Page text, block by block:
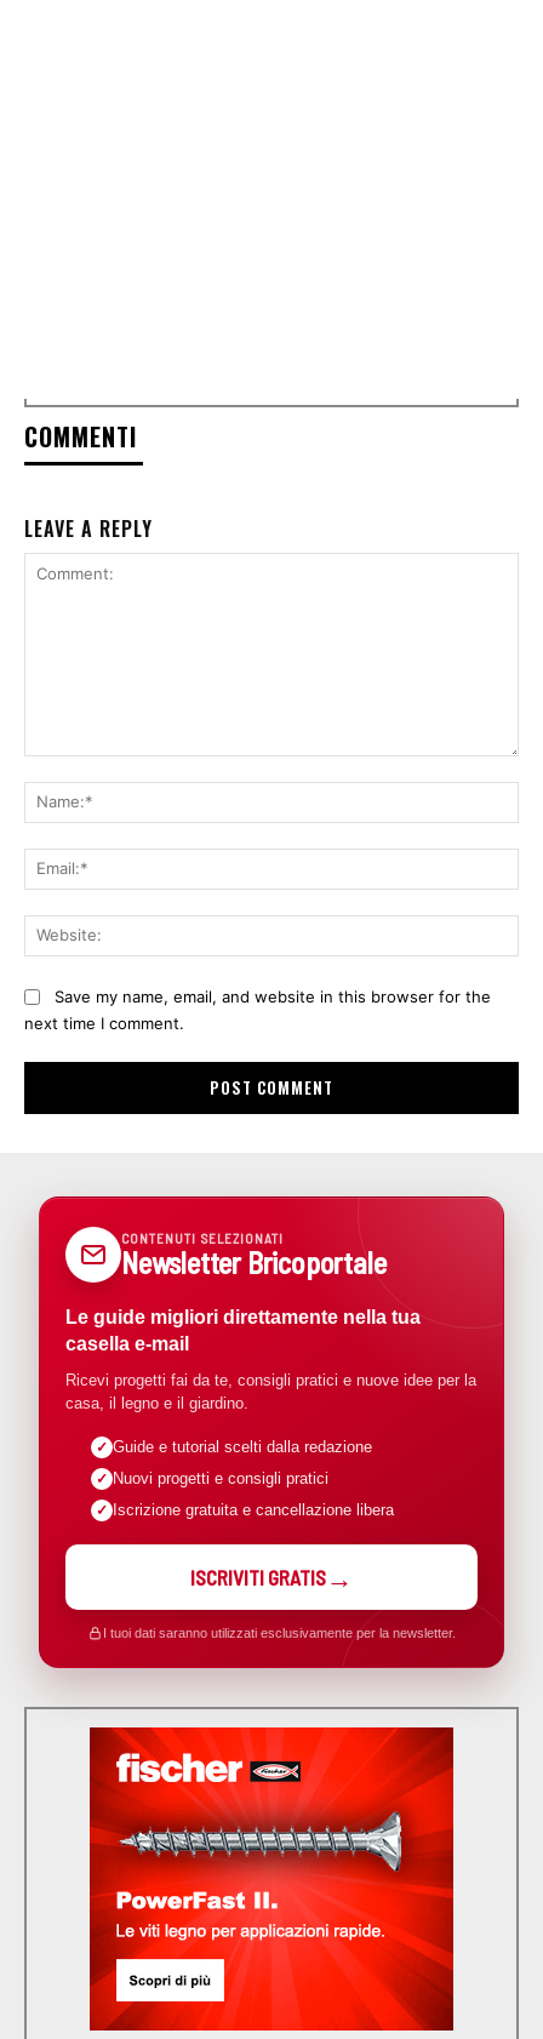
COMMENTI
LEAVE A REPLY
Save my name, email, and website in this browser for the
next time I comment.
CONTENUTI SELEZIONATI
Newsletter Bricoportale
Le guide migliori direttamente nella tua
casella e-mail
Ricevi progetti fai da te, consigli pratici e nuove idee per la
casa, il legno e il giardino.
Guide e tutorial scelti dalla redazione
Nuovi progetti e consigli pratici
Iscrizione gratuita e cancellazione libera
ISCRIVITI GRATIS
I tuoi dati saranno utilizzati esclusivamente per la newsletter.